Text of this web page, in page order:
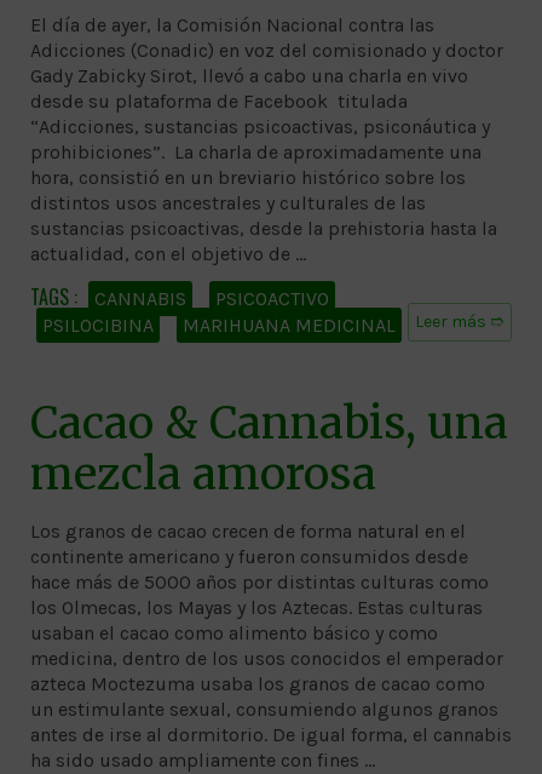
El día de ayer, la Comisión Nacional contra las
Adicciones (Conadic) en voz del comisionado y doctor
Gady Zabicky Sirot, llevó a cabo una charla en vivo
desde su plataforma de Facebook titulada
“Adicciones, sustancias psicoactivas, psiconáutica y
prohibiciones”. La charla de aproximadamente una
hora, consistió en un breviario histórico sobre los
distintos usos ancestrales y culturales de las
sustancias psicoactivas, desde la prehistoria hasta la
actualidad, con el objetivo de …
Leer más ➱
CANNABIS
PSICOACTIVO
PSILOCIBINA
MARIHUANA MEDICINAL
Cacao & Cannabis, una
mezcla amorosa
Los granos de cacao crecen de forma natural en el
continente americano y fueron consumidos desde
hace más de 5000 años por distintas culturas como
los Olmecas, los Mayas y los Aztecas. Estas culturas
usaban el cacao como alimento básico y como
medicina, dentro de los usos conocidos el emperador
azteca Moctezuma usaba los granos de cacao como
un estimulante sexual, consumiendo algunos granos
antes de irse al dormitorio. De igual forma, el cannabis
ha sido usado ampliamente con fines …